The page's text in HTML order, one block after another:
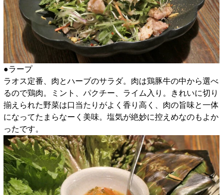
●ラープ
ラオス定番、肉とハーブのサラダ。肉は鶏豚牛の中から選べ
るので鶏肉。ミント、パクチー、ライム入り。きれいに切り
揃えられた野菜は口当たりがよく香り高く、肉の旨味と一体
になってたまらなーく美味。塩気が絶妙に控えめなのもよか
ったです。